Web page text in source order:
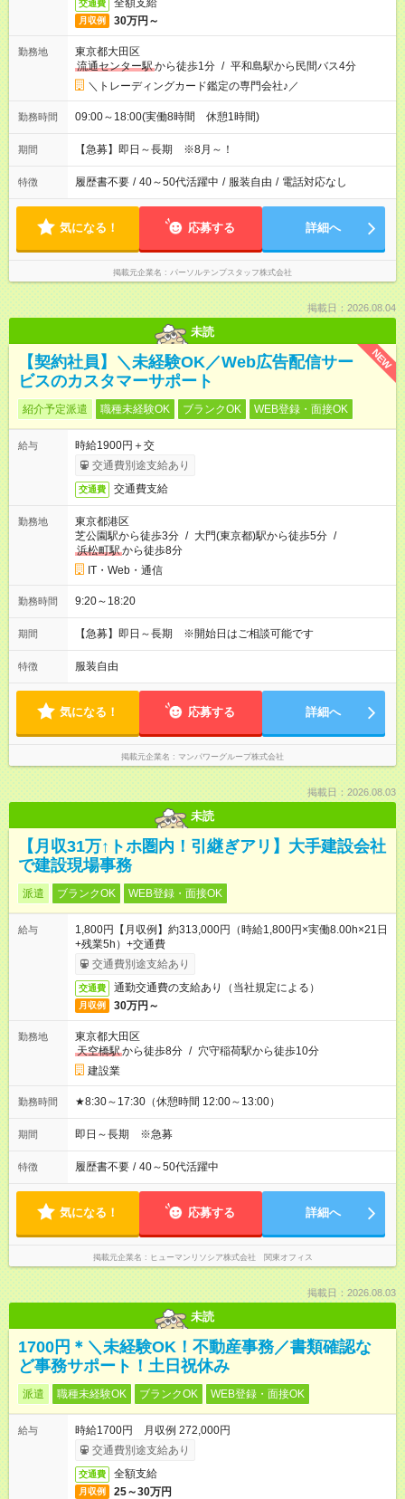
交通費 全額支給
月収例 30万円～
勤務地
東京都大田区
流通センター駅から徒歩1分 / 平和島駅から民間バス4分
＼トレーディングカード鑑定の専門会社♪／
勤務時間 09:00～18:00(実働8時間 休憩1時間)
期間 【急募】即日～長期 ※8月～！
特徴 履歴書不要 / 40～50代活躍中 / 服装自由 / 電話対応なし
気になる！ 応募する 詳細へ
掲載元企業名 パーソルテンプスタッフ株式会社
掲載日：2026.08.04
未読
NEW
【契約社員】＼未経験OK／Web広告配信サー
ビスのカスタマーサポート
紹介予定派遣 職種未経験OK ブランクOK WEB登録・面接OK
給与
時給1900円＋交
交通費別途支給あり
交通費 交通費支給
勤務地
東京都港区
芝公園駅から徒歩3分 / 大門(東京都)駅から徒歩5分 /
浜松町駅から徒歩8分
IT・Web・通信
勤務時間 9:20～18:20
期間 【急募】即日～長期 ※開始日はご相談可能です
特徴 服装自由
気になる！ 応募する 詳細へ
掲載元企業名 マンパワーグループ株式会社
掲載日：2026.08.03
未読
【月収31万↑トホ圏内！引継ぎアリ】大手建設会社
で建設現場事務
派遣 ブランクOK WEB登録・面接OK
給与
1,800円【月収例】約313,000円（時給1,800円×実働8.00h×21日
+残業5h）+交通費
交通費別途支給あり
交通費 通勤交通費の支給あり（当社規定による）
月収例 30万円～
勤務地
東京都大田区
天空橋駅から徒歩8分 / 穴守稲荷駅から徒歩10分
建設業
勤務時間 ★8:30～17:30（休憩時間 12:00～13:00）
期間 即日～長期 ※急募
特徴 履歴書不要 / 40～50代活躍中
気になる！ 応募する 詳細へ
掲載元企業名 ヒューマンリソシア株式会社 関東オフィス
掲載日：2026.08.03
未読
1700円＊＼未経験OK！不動産事務／書類確認な
ど事務サポート！土日祝休み
派遣 職種未経験OK ブランクOK WEB登録・面接OK
給与
時給1700円 月収例 272,000円
交通費別途支給あり
交通費 全額支給
月収例 25～30万円